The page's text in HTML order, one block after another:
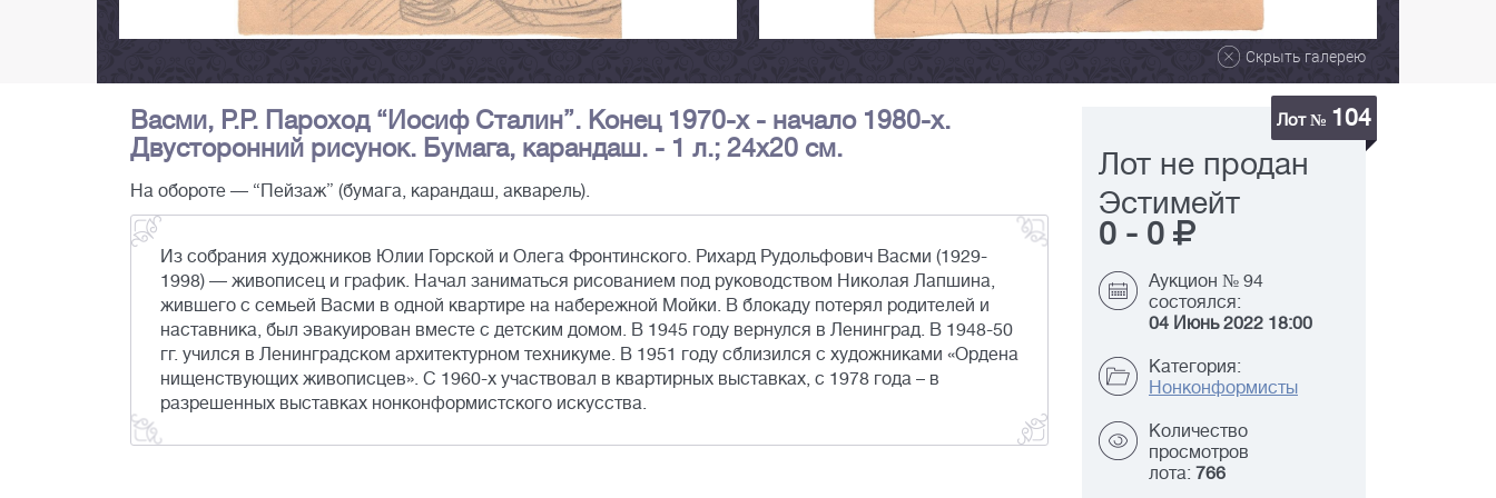
Скрыть галерею
Васми, Р.Р. Пароход “Иосиф Сталин”. Конец 1970-х - начало 1980-х.
Двусторонний рисунок. Бумага, карандаш. - 1 л.; 24x20 см.
На обороте — “Пейзаж” (бумага, карандаш, акварель).
Из собрания художников Юлии Горской и Олега Фронтинского. Рихард Рудольфович Васми (1929-
1998) — живописец и график. Начал заниматься рисованием под руководством Николая Лапшина,
жившего с семьей Васми в одной квартире на набережной Мойки. В блокаду потерял родителей и
наставника, был эвакуирован вместе с детским домом. В 1945 году вернулся в Ленинград. В 1948-50
гг. учился в Ленинградском архитектурном техникуме. В 1951 году сблизился с художниками «Ордена
нищенствующих живописцев». С 1960-х участвовал в квартирных выставках, с 1978 года – в
разрешенных выставках нонконформистского искусства.
Лот № 104
Лот не продан
Эстимейт
0 - 0
Аукцион № 94
состоялся:
04 Июнь 2022 18:00
Категория:
Нонконформисты
Количество
просмотров
лота: 766